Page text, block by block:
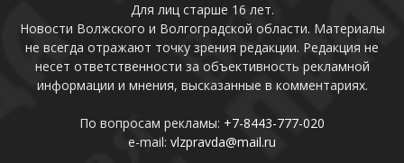
Для лиц старше 16 лет.
Новости Волжского и Волгоградской области. Материалы
не всегда отражают точку зрения редакции. Редакция не
несет ответственности за объективность рекламной
информации и мнения, высказанные в комментариях.
По вопросам рекламы: +7-8443-777-020
e-mail: vlzpravda@mail.ru